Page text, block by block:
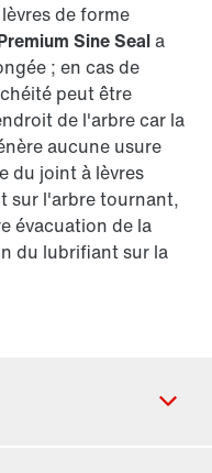
de forme
Sine Seala
; en cas de
peut être
de l'arbre car la
aucune usure
du joint à lèvres
sur l'arbre tournant,
évacuation de la
du lubrifiant sur la